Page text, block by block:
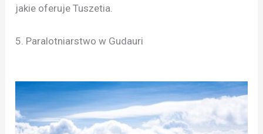
jakie oferuje Tuszetia.
5. Paralotniarstwo w Gudauri